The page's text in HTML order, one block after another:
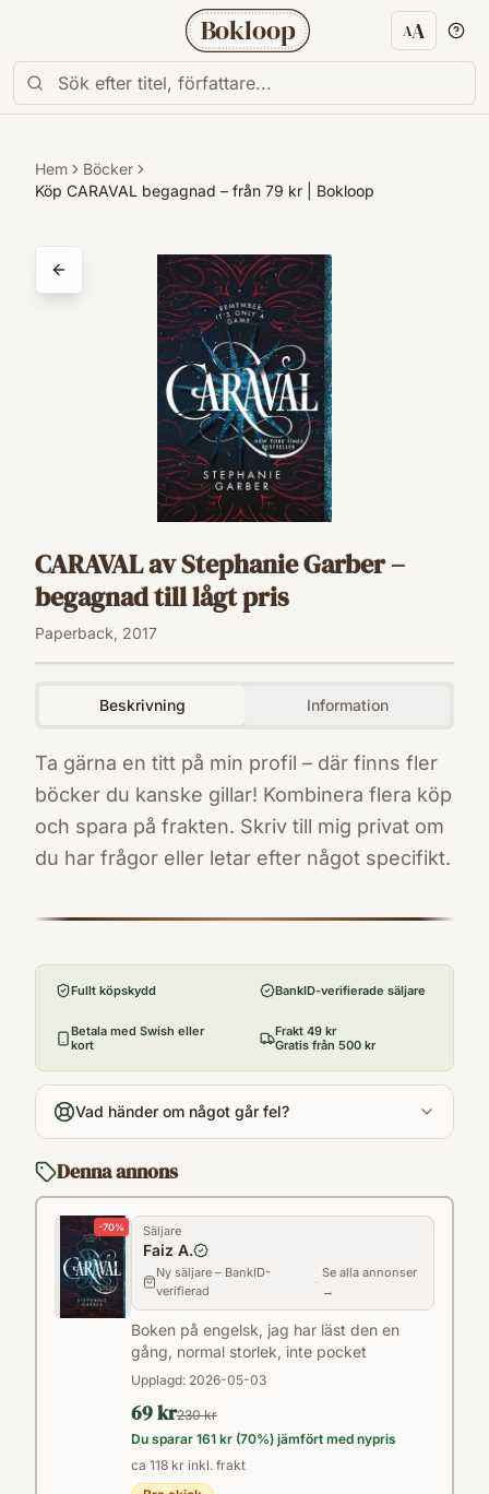
Bokloop AA
Hem
Böcker
Köp CARAVAL begagnad – från 79 kr | Bokloop
CARAVAL av Stephanie Garber –
begagnad till lågt pris
Paperback, 2017
Beskrivning Information
Ta gärna en titt på min profil – där finns fler
böcker du kanske gillar! Kombinera flera köp
och spara på frakten. Skriv till mig privat om
du har frågor eller letar efter något specifikt.
9781250095251
Macmillan
Utgivningsår
2017
Antal sidor
416
Språk
Kategori
Format
Paperback
Fullt köpskydd BankID-verifierade säljare
Betala med Swish eller
kort
Frakt 49 kr
Gratis från 500 kr
Vad händer om något går fel?
Denna annons
-70% Säljare
Faiz A.
Ny säljare – BankID-
verifierad
·
Se alla annonser
→
Boken på engelsk, jag har läst den en
gång, normal storlek, inte pocket
Upplagd: 2026-05-03
69 kr230 kr
Du sparar 161 kr (70%) jämfört med nypris
ca 118 kr inkl. frakt